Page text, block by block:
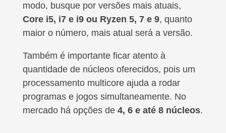
modo, busque por versões mais atuais,
Core i5, i7 e i9 ou Ryzen 5, 7 e 9, quanto
maior o número, mais atual será a versão.
Também é importante ficar atento à
quantidade de núcleos oferecidos, pois um
processamento multicore ajuda a rodar
programas e jogos simultaneamente. No
mercado há opções de 4, 6 e até 8 núcleos.